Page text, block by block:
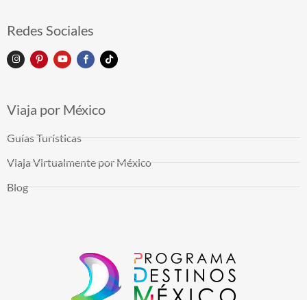
Redes Sociales
Viaja por México
Guías Turísticas
Viaja Virtualmente por México
Blog